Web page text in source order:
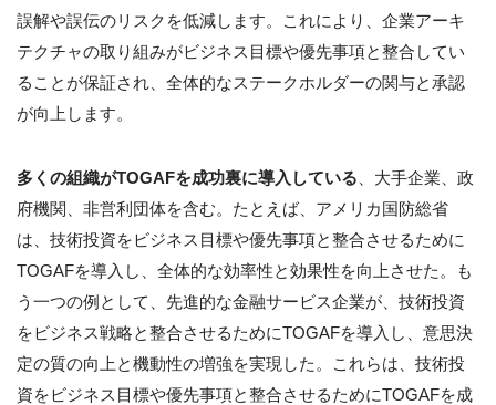
誤解や誤伝のリスクを低減します。これにより、企業アーキ
テクチャの取り組みがビジネス目標や優先事項と整合してい
ることが保証され、全体的なステークホルダーの関与と承認
が向上します。
多くの組織がTOGAFを成功裏に導入している 、大手企業、政
府機関、非営利団体を含む。たとえば、アメリカ国防総省
は、技術投資をビジネス目標や優先事項と整合させるために
TOGAFを導入し、全体的な効率性と効果性を向上させた。も
う一つの例として、先進的な金融サービス企業が、技術投資
をビジネス戦略と整合させるためにTOGAFを導入し、意思決
定の質の向上と機動性の増強を実現した。これらは、技術投
資をビジネス目標や優先事項と整合させるためにTOGAFを成